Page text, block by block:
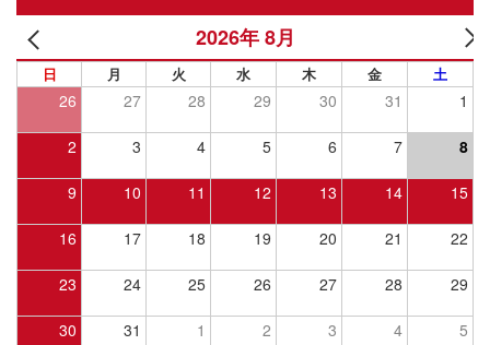
2026年 8月
日 月 火 水 木 金 土
26 27 28 29 30 31 1
2 3 4 5 6 7 8
9 10 11 12 13 14 15
16 17 18 19 20 21 22
23 24 25 26 27 28 29
30 31 1 2 3 4 5